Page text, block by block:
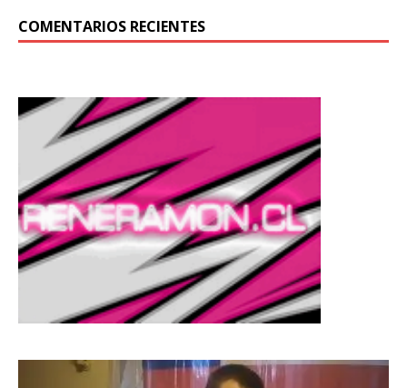
COMENTARIOS RECIENTES